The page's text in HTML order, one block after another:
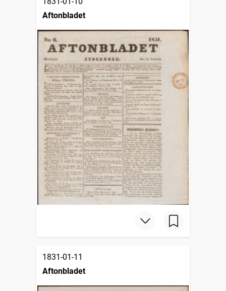
Aftonbladet
1831-01-11
Aftonbladet